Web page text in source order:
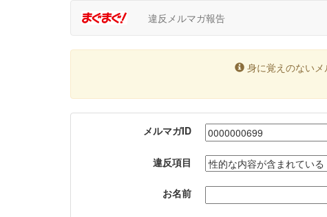
違反メルマガ報告
身に覚えのない
メルマガID
違反項目
お名前